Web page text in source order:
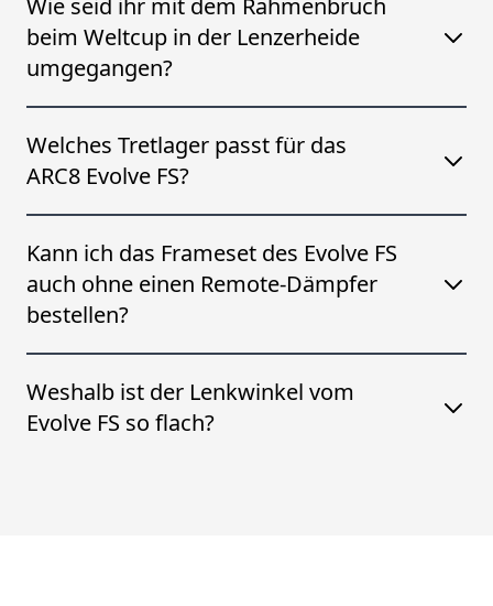
Wie seid ihr mit dem Rahmenbruch
beim Weltcup in der Lenzerheide
umgegangen?
Welches Tretlager passt für das
ARC8 Evolve FS?
Kann ich das Frameset des Evolve FS
auch ohne einen Remote-Dämpfer
bestellen?
Weshalb ist der Lenkwinkel vom
Evolve FS so flach?